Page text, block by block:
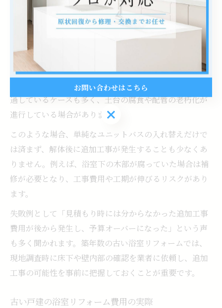
築年数が古い浴室リフォームの注意点
築年数が古い住宅の浴室リフォームでは、表面的な設備
交換だけでなく、見えない部分の劣化や損傷に注意が必
要です。特に所沢市の戸建て住宅では、築20年以上が経
過しているケースも多く、土台の腐食や配管の老朽化が
進行している場合があります。
このような場合、単純なユニットバスの入れ替えだけで
は済まず、解体後に追加工事が発生することも少なくあ
りません。例えば、浴室下の木部が腐っていた場合は補
修が必要となり、工事費用や工期が伸びるリスクがあり
ます。
失敗例として「見積もり時には分からなかった追加工事
費用が後から発生し、予算オーバーになった」という声
も多く聞かれます。築年数の古い浴室リフォームでは、
現地調査時に床下や壁内部の確認を業者に依頼し、追加
工事の可能性を事前に把握しておくことが重要です。
古い戸建の浴室リフォーム費用の実際
お問い合わせはこちら
お問い合わせはこちら